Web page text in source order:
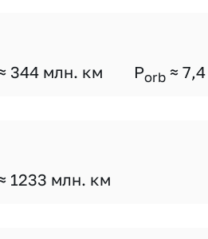
344 млн. км Porb ≈ 7,4
1233 млн. км